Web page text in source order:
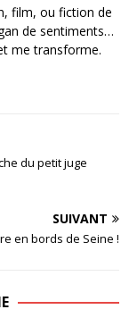
film, ou fiction de
de sentiments…
me transforme.
du petit juge
SUIVANT
en bords de Seine !